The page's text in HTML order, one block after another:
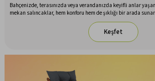
Bahçenizde, terasınızda veya verandanızda keyifli anlar
mekan salıncaklar, hem konforu hem de şıklığı bir arada sunar
Keşfet